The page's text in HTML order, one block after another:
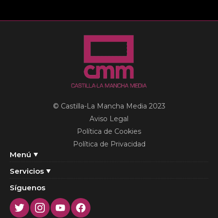
Menú
Servicios
© Castilla-La Mancha Media 2023
Aviso Legal
Política de Cookies
Política de Privacidad
Síguenos
TwitterInstagram
YoutubeFacebook